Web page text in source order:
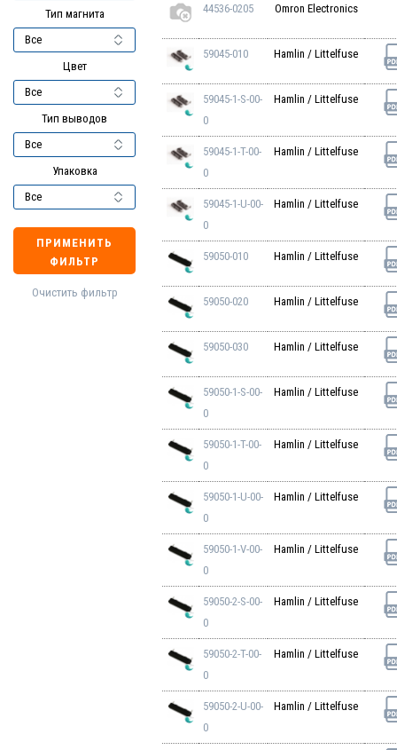
Тип магнита
Цвет
Тип выводов
Упаковка
ПРИМЕНИТЬ
ФИЛЬТР
Очистить фильтр
44536-0205 Omron Electronics
59045-010 Hamlin / Littelfuse
59045-1-S-00-
0
Hamlin / Littelfuse
59045-1-T-00-
0
Hamlin / Littelfuse
59045-1-U-00-
0
Hamlin / Littelfuse
59050-010 Hamlin / Littelfuse
59050-020 Hamlin / Littelfuse
59050-030 Hamlin / Littelfuse
59050-1-S-00-
0
Hamlin / Littelfuse
59050-1-T-00-
0
Hamlin / Littelfuse
59050-1-U-00-
0
Hamlin / Littelfuse
59050-1-V-00-
0
Hamlin / Littelfuse
59050-2-S-00-
0
Hamlin / Littelfuse
59050-2-T-00-
0
Hamlin / Littelfuse
59050-2-U-00-
0
Hamlin / Littelfuse